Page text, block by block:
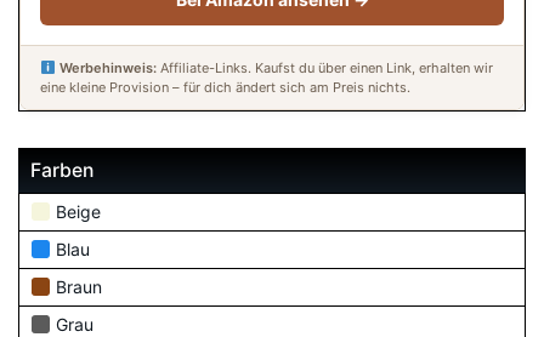
Werbehinweis:Affiliate-Links. Kaufst du über einen Link, erhalten wir
eine kleine Provision – für dich ändert sich am Preis nichts.
Farben
Beige
Blau
Braun
Grau